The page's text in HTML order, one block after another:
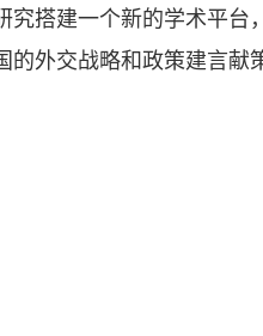
究搭建一个新的学术平台
外交战略和政策建言献